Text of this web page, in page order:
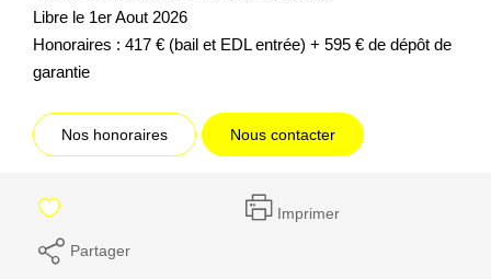
Libre le 1er Aout 2026
Honoraires : 417 € (bail et EDL entrée) + 595 € de dépôt de
garantie
Nos honoraires Nous contacter
Imprimer
Partager